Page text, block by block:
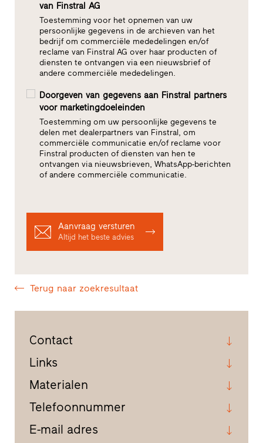
van Finstral AG
Toestemming voor het opnemen van uw
persoonlijke gegevens in de archieven van het
bedrijf om commerciële mededelingen en/of
reclame van Finstral AG over haar producten of
diensten te ontvangen via een nieuwsbrief of
andere commerciële mededelingen.
Doorgeven van gegevens aan Finstral partners
voor marketingdoeleinden
Toestemming om uw persoonlijke gegevens te
delen met dealerpartners van Finstral, om
commerciële communicatie en/of reclame voor
Finstral producten of diensten van hen te
ontvangen via nieuwsbrieven, WhatsApp-berichten
of andere commerciële communicatie.
Aanvraag versturen
Altijd het beste advies
Terug naar zoekresultaat
Contact
Links
Materialen
Telefoonnummer
E-mail adres